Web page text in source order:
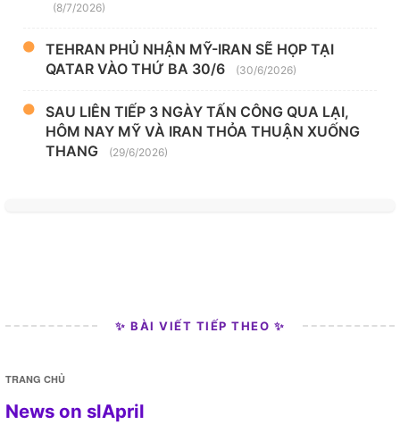
(8/7/2026)
TEHRAN PHỦ NHẬN MỸ-IRAN SẼ HỌP TẠI
QATAR VÀO THỨ BA 30/6
(30/6/2026)
SAU LIÊN TIẾP 3 NGÀY TẤN CÔNG QUA LẠI,
HÔM NAY MỸ VÀ IRAN THỎA THUẬN XUỐNG
THANG
(29/6/2026)
✨ BÀI VIẾT TIẾP THEO ✨
TRANG CHỦ
News on slApril